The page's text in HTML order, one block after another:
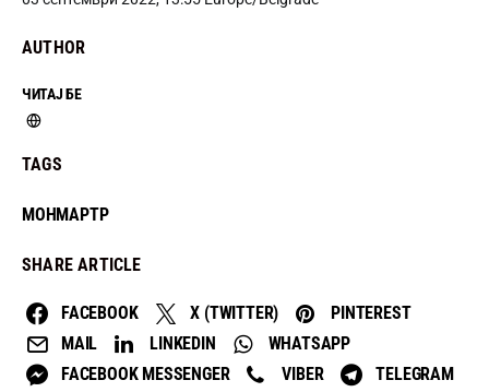
AUTHOR
ЧИТАЈ БЕ
TAGS
МОНМАРТР
SHARE ARTICLE
FACEBOOK X (TWITTER)
PINTEREST
MAIL
LINKEDIN
WHATSAPP
FACEBOOK MESSENGER
VIBER TELEGRAM